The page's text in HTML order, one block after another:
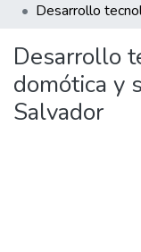
Desarrollo
domótica y
Salvador